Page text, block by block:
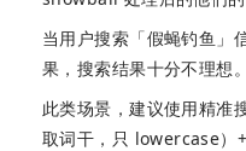
当用户搜索「假蝇钓鱼」
果，搜索结果十分不理想。
此类场景，建议使用精准
取词干，只 lowercase）